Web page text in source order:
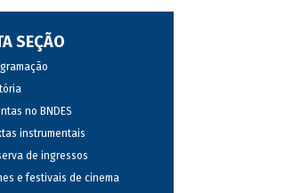
SEÇÃO
no BNDES
instrumentais
de ingressos
e festivais de cinema